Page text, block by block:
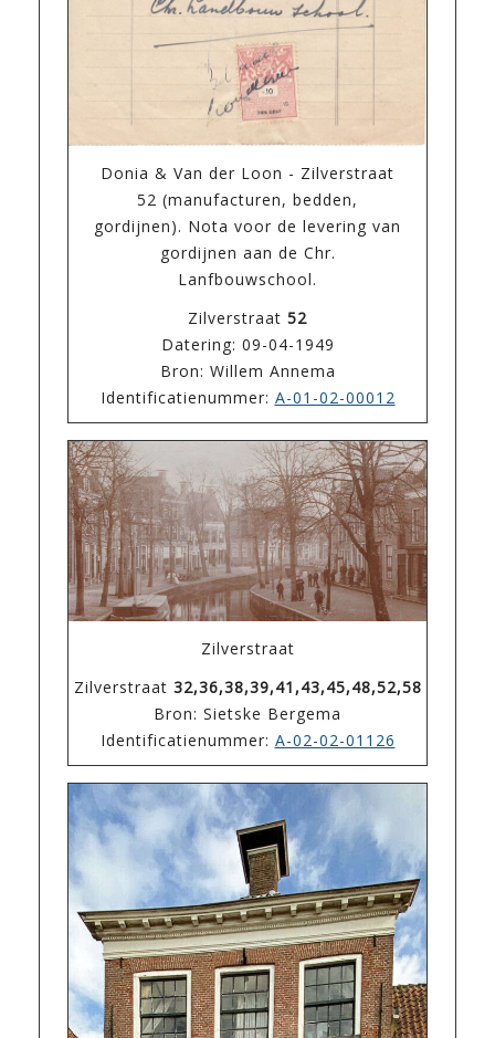
Donia & Van der Loon - Zilverstraat
52 (manufacturen, bedden,
gordijnen). Nota voor de levering van
gordijnen aan de Chr.
Lanfbouwschool.
Zilverstraat 52
Datering: 09-04-1949
Bron: Willem Annema
Identificatienummer: A-01-02-00012
Zilverstraat
Zilverstraat 32,36,38,39,41,43,45,48,52,58
Bron: Sietske Bergema
Identificatienummer: A-02-02-01126